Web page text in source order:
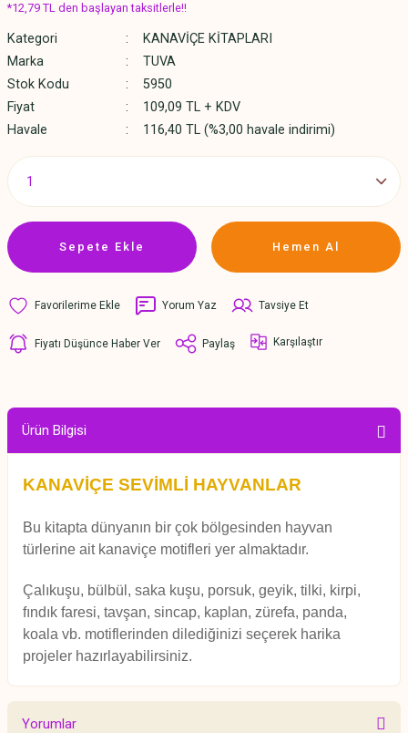
*12,79 TL den başlayan taksitlerle!!
Kategori
KANAVİÇE KİTAPLARI
Marka
TUVA
Stok Kodu
5950
Fiyat
109,09 TL + KDV
Havale
116,40 TL (%3,00 havale indirimi)
Sepete Ekle Hemen Al
Yorum Yaz Tavsiye Et
Fiyatı Düşünce Haber Ver Paylaş Karşılaştır
Ürün Bilgisi
KANAVİÇE SEVİMLİ HAYVANLAR
Bu kitapta dünyanın bir çok bölgesinden hayvan
türlerine ait kanaviçe motifleri yer almaktadır.
Çalıkuşu, bülbül, saka kuşu, porsuk, geyik, tilki, kirpi,
fındık faresi, tavşan, sincap, kaplan, zürefa, panda,
koala vb. motiflerinden dilediğinizi seçerek harika
projeler hazırlayabilirsiniz.
Yorumlar